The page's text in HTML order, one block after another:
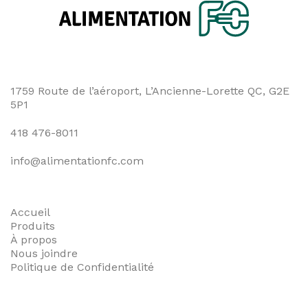
1759 Route de l’aéroport, L’Ancienne-Lorette QC, G2E
5P1
418 476-8011
info@alimentationfc.com
Accueil
Produits
À propos
Nous joindre
Politique de Confidentialité